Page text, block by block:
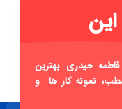
حیدری بهترین
نمونه کار ها و